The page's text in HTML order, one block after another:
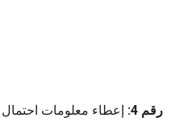
رقم 4:
إعطاء معلومات